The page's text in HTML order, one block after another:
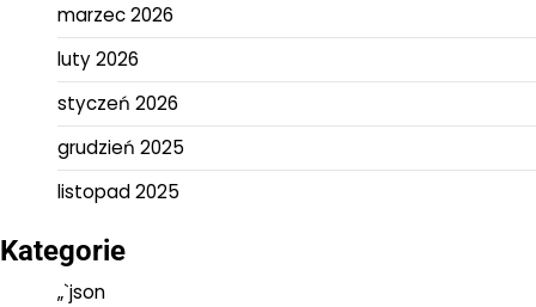
marzec 2026
luty 2026
styczeń 2026
grudzień 2025
listopad 2025
Kategorie
„`json